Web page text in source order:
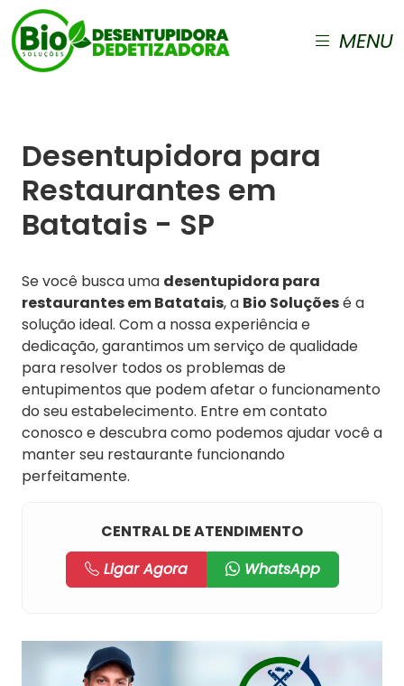
MENU
Desentupidora para
Restaurantes em
Batatais - SP
Se você busca uma desentupidora para
restaurantes em Batatais, a Bio Soluçõesé a
solução ideal. Com a nossa experiência e
dedicação, garantimos um serviço de qualidade
para resolver todos os problemas de
entupimentos que podem afetar o funcionamento
do seu estabelecimento. Entre em contato
conosco e descubra como podemos ajudar você a
manter seu restaurante funcionando
perfeitamente.
CENTRAL DE ATENDIMENTO
Ligar Agora
WhatsApp